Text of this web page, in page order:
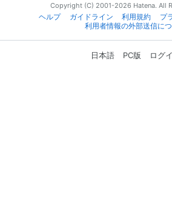
Copyright (C) 2001-2026 Hatena. All
ヘルプ
ガイドライン 利用規約
プ
利用者情報の外部送信に
日本語 PC版 ログ